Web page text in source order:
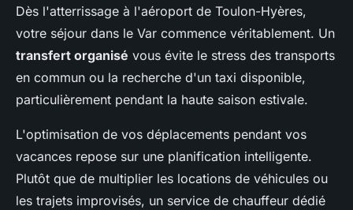
Dès l'atterrissage à l'aéroport de Toulon-Hyères,
votre séjour dans le Var commence véritablement. Un
transfert organisé vous évite le stress des transports
en commun ou la recherche d'un taxi disponible,
particulièrement pendant la haute saison estivale.
L'optimisation de vos déplacements pendant vos
vacances repose sur une planification intelligente.
Plutôt que de multiplier les locations de véhicules ou
les trajets improvisés, un service de chauffeur dédié